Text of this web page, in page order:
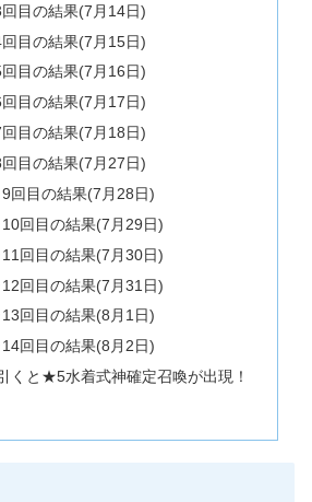
目の結果(7月14日)
目の結果(7月15日)
目の結果(7月16日)
目の結果(7月17日)
目の結果(7月18日)
目の結果(7月27日)
目の結果(7月28日)
回目の結果(7月29日)
回目の結果(7月30日)
回目の結果(7月31日)
回目の結果(8月1日)
回目の結果(8月2日)
と★5水着式神確定召喚が出現！